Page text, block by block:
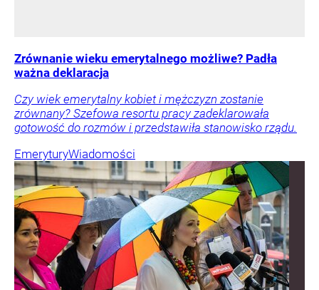
Zrównanie wieku emerytalnego możliwe? Padła
ważna deklaracja
Czy wiek emerytalny kobiet i mężczyzn zostanie
zrównany? Szefowa resortu pracy zadeklarowała
gotowość do rozmów i przedstawiła stanowisko rządu.
EmeryturyWiadomości